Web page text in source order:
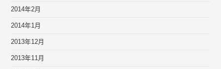
2014年2月
2014年1月
2013年12月
2013年11月